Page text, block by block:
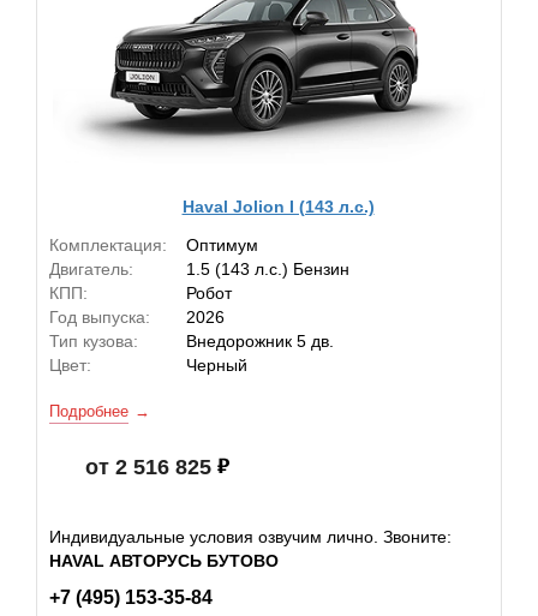
Haval Jolion I (143 л.с.)
Комплектация:
Оптимум
Двигатель:
1.5 (143 л.с.) Бензин
КПП:
Робот
Год выпуска:
2026
Тип кузова:
Внедорожник 5 дв.
Цвет:
Черный
Подробнее
от 2 516 825
Индивидуальные условия озвучим лично. Звоните:
HAVAL АВТОРУСЬ БУТОВО
+7 (495) 153-35-84